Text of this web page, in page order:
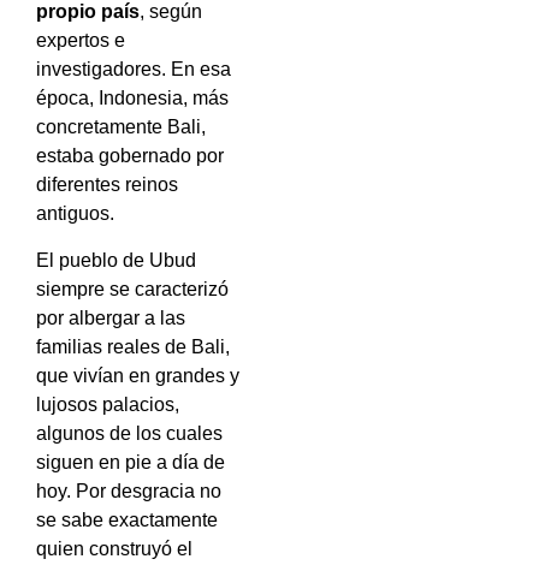
propio país, según
expertos e
investigadores. En esa
época, Indonesia, más
concretamente Bali,
estaba gobernado por
diferentes reinos
antiguos.
El pueblo de Ubud
siempre se caracterizó
por albergar a las
familias reales de Bali,
que vivían en grandes y
lujosos palacios,
algunos de los cuales
siguen en pie a día de
hoy. Por desgracia no
se sabe exactamente
quien construyó el